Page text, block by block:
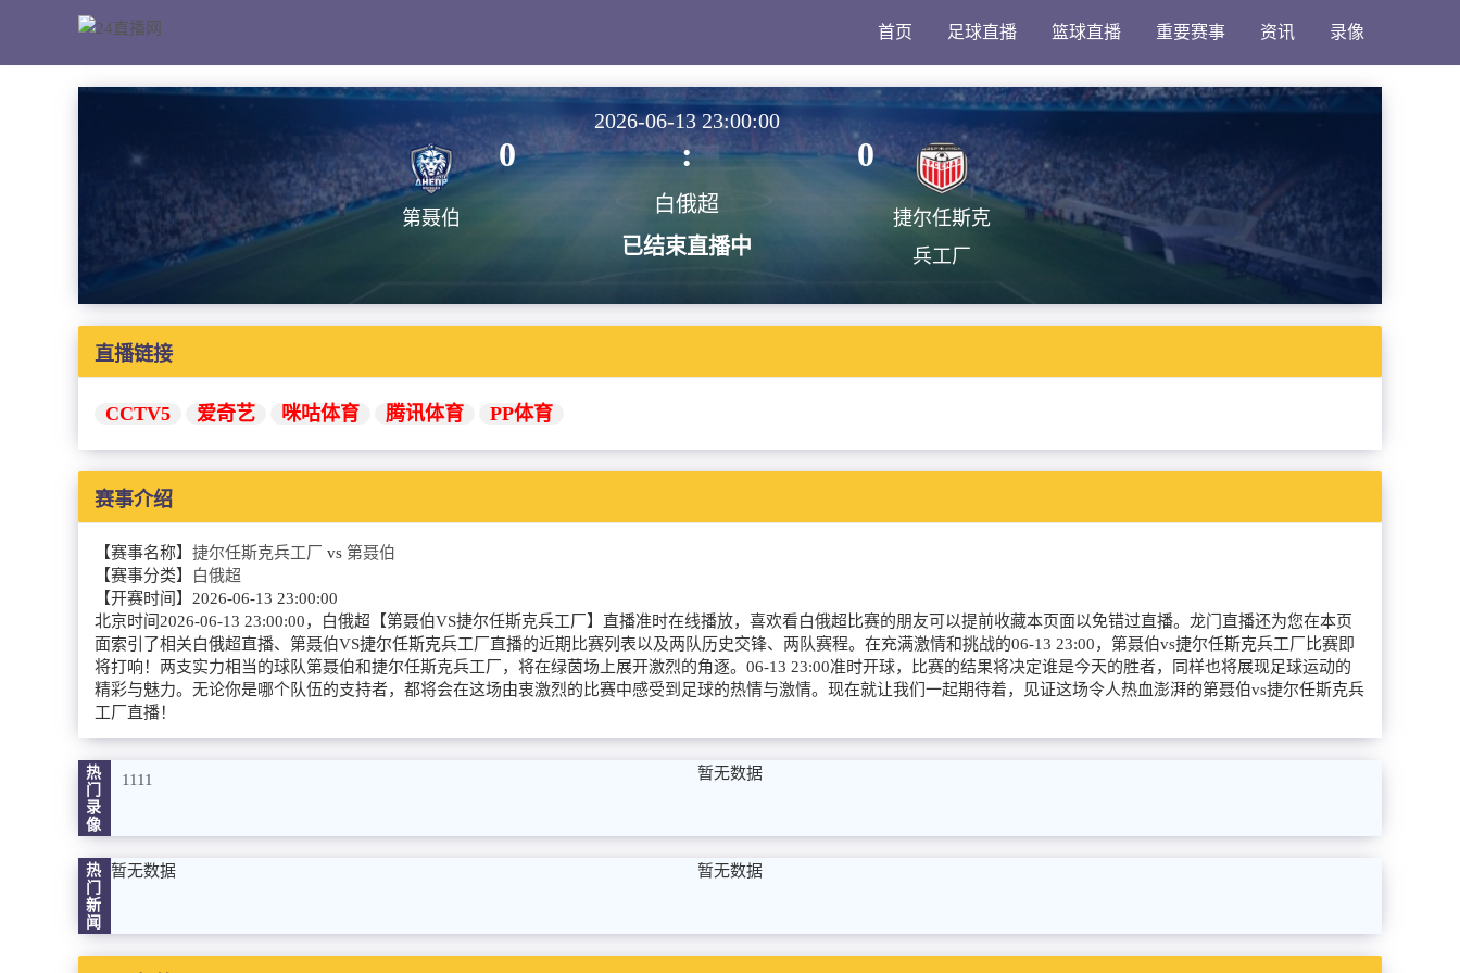
首页 足球直播 篮球直播 重要赛事 资讯 录像
第聂伯
2026-06-13 23:00:00
0 : 0
白俄超
已结束直播中
捷尔任斯克
兵工厂
直播链接
CCTV5 爱奇艺 咪咕体育 腾讯体育 PP体育
赛事介绍
【赛事名称】 捷尔任斯克兵工厂 vs 第聂伯
【赛事分类】
白俄超
【开赛时间】 2026-06-13 23:00:00
北京时间2026-06-13 23:00:00，白俄超【第聂伯VS捷尔任斯克兵工厂】直播准时在线播放，喜欢看白俄超比赛的朋友可以提前收藏本页面以免错过直播。龙门直播还为您在本页
面索引了相关白俄超直播、第聂伯VS捷尔任斯克兵工厂直播的近期比赛列表以及两队历史交锋、两队赛程。在充满激情和挑战的06-13 23:00，第聂伯vs捷尔任斯克兵工厂比赛即
将打响！两支实力相当的球队第聂伯和捷尔任斯克兵工厂，将在绿茵场上展开激烈的角逐。06-13 23:00准时开球，比赛的结果将决定谁是今天的胜者，同样也将展现足球运动的
精彩与魅力。无论你是哪个队伍的支持者，都将会在这场由衷激烈的比赛中感受到足球的热情与激情。现在就让我们一起期待着，见证这场令人热血澎湃的第聂伯vs捷尔任斯克兵
工厂直播！
热
门
录
像
1111 暂无数据
热
门
新
闻
暂无数据 暂无数据